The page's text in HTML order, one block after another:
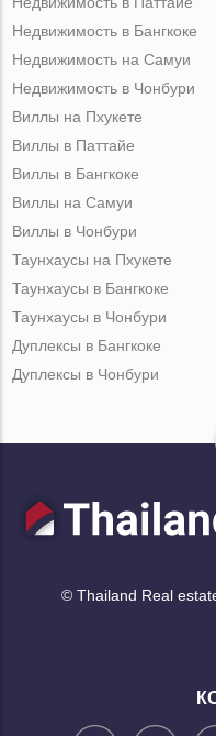
Недвижимость в Бангкоке
Недвижимость на Самуи
Недвижимость в Чонбури
Виллы на Пхукете
Виллы в Паттайе
Виллы в Бангкоке
Виллы на Самуи
Виллы в Чонбури
Таунхаусы на Пхукете
Таунхаусы в Бангкоке
Таунхаусы в Чонбури
Дуплексы в Бангкоке
Дуплексы в Чонбури
© Thailand Real